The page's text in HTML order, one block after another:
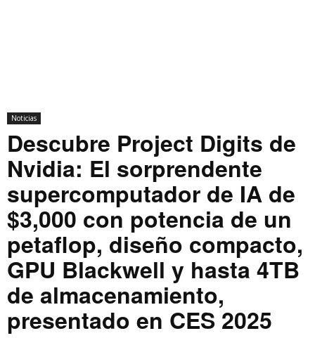
Noticias
Descubre Project Digits de
Nvidia: El sorprendente
supercomputador de IA de
$3,000 con potencia de un
petaflop, diseño compacto,
GPU Blackwell y hasta 4TB
de almacenamiento,
presentado en CES 2025